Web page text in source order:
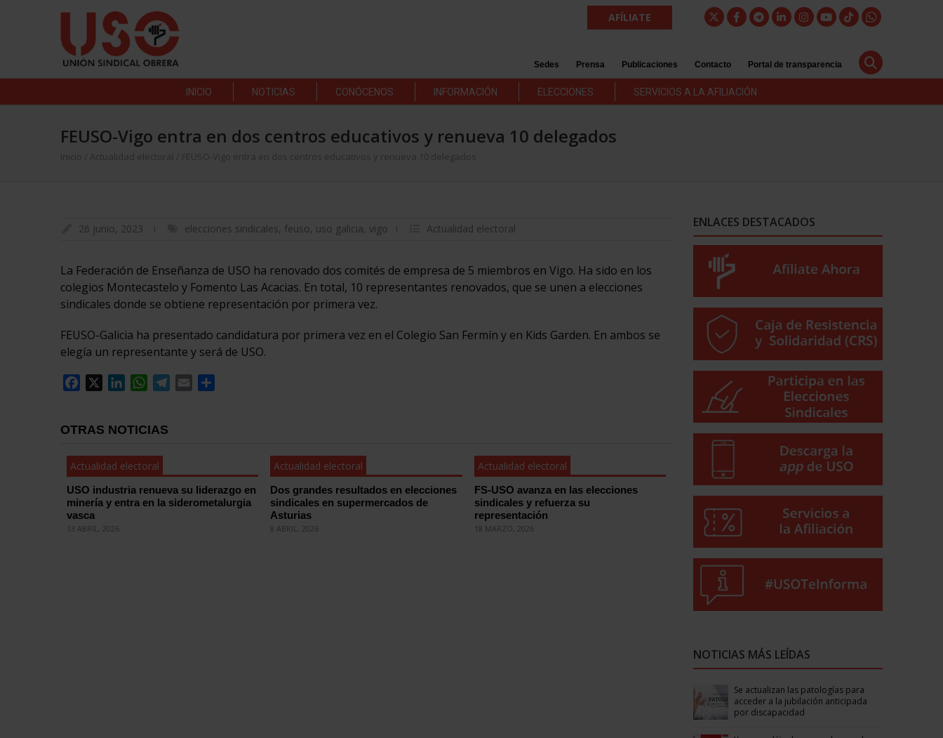
AFÍLIATE
Sedes Prensa Publicaciones Contacto Portal de transparencia
INICIO NOTICIAS CONÓCENOS INFORMACIÓN ELECCIONES SERVICIOS A LA AFILIACIÓN
FEUSO-Vigo entra en dos centros educativos y renueva 10 delegados
Inicio Actualidad electoral FEUSO-Vigo entra en dos centros educativos y renueva 10 delegados
26 junio, 2023 elecciones sindicales, feuso, uso galicia, vigo Actualidad electoral
La Federación de Enseñanza de USO ha renovado dos comités de empresa de 5 miembros en Vigo. Ha sido en los
colegios Montecastelo y Fomento Las Acacias. En total, 10 representantes renovados, que se unen a elecciones
sindicales donde se obtiene representación por primera vez.
FEUSO-Galicia ha presentado candidatura por primera vez en el Colegio San Fermín y en Kids Garden. En ambos se
elegía un representante y será de USO.
Facebook
LinkedInWhatsApp
Telegram
Email
OTRAS NOTICIAS
Actualidad electoral
USO industria renueva su liderazgo en
minería y entra en la siderometalurgia
vasca
13 ABRIL, 2026
Actualidad electoral
Dos grandes resultados en elecciones
sindicales en supermercados de
Asturias
8 ABRIL, 2026
Actualidad electoral
FS-USO avanza en las elecciones
sindicales y refuerza su
representación
18 MARZO, 2026
ENLACES DESTACADOS
NOTICIAS MÁS LEÍDAS
Se actualizan las patologías para
acceder a la jubilación anticipada
por discapacidad